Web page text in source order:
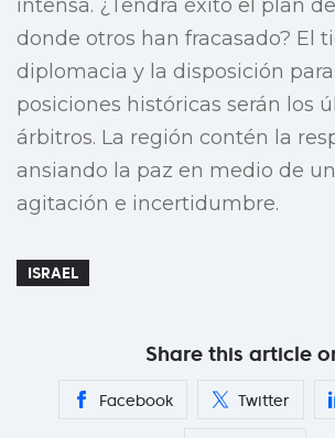
intensa. ¿Tendrá éxito el plan
donde otros han fracasado? El
diplomacia y la disposición
posiciones históricas serán los
árbitros. La región contén la
ansiando la paz en medio de
agitación e incertidumbre.
ISRAEL
Share this article
Facebook Twitter